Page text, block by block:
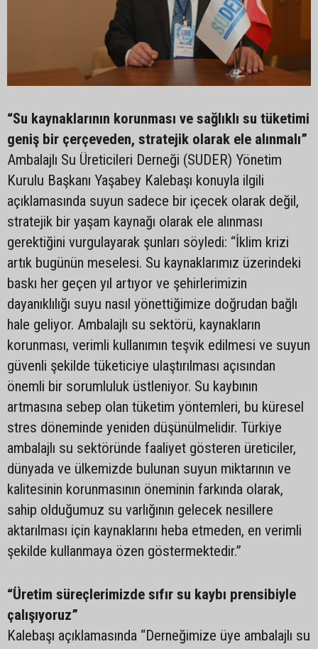
“Su kaynaklarının korunması ve sağlıklı su tüketimi
geniş bir çerçeveden, stratejik olarak ele alınmalı”
Ambalajlı Su Üreticileri Derneği (SUDER) Yönetim
Kurulu Başkanı Yaşabey Kalebaşı konuyla ilgili
açıklamasında suyun sadece bir içecek olarak değil,
stratejik bir yaşam kaynağı olarak ele alınması
gerektiğini vurgulayarak şunları söyledi: “İklim krizi
artık bugünün meselesi. Su kaynaklarımız üzerindeki
baskı her geçen yıl artıyor ve şehirlerimizin
dayanıklılığı suyu nasıl yönettiğimize doğrudan bağlı
hale geliyor. Ambalajlı su sektörü, kaynakların
korunması, verimli kullanımın teşvik edilmesi ve suyun
güvenli şekilde tüketiciye ulaştırılması açısından
önemli bir sorumluluk üstleniyor. Su kaybının
artmasına sebep olan tüketim yöntemleri, bu küresel
stres döneminde yeniden düşünülmelidir. Türkiye
ambalajlı su sektöründe faaliyet gösteren üreticiler,
dünyada ve ülkemizde bulunan suyun miktarının ve
kalitesinin korunmasının öneminin farkında olarak,
sahip olduğumuz su varlığının gelecek nesillere
aktarılması için kaynaklarını heba etmeden, en verimli
şekilde kullanmaya özen göstermektedir.”
“Üretim süreçlerimizde sıfır su kaybı prensibiyle
çalışıyoruz”
Kalebaşı açıklamasında “Derneğimize üye ambalajlı su